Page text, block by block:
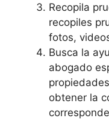
Recopila
recopiles
fotos,
Busca la
abogado
obtener la